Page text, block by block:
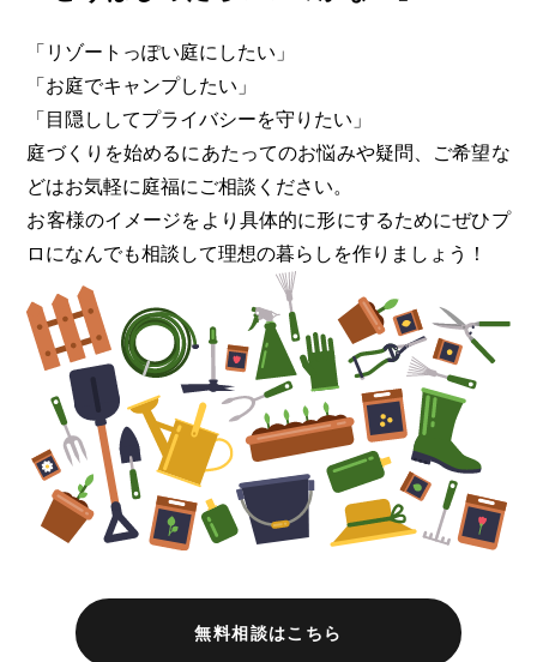
「リゾートっぽい庭にしたい」
「お庭でキャンプしたい」
「目隠ししてプライバシーを守りたい」
庭づくりを始めるにあたってのお悩みや疑問、ご希望な
どはお気軽に庭福にご相談ください。
お客様のイメージをより具体的に形にするためにぜひプ
ロになんでも相談して理想の暮らしを作りましょう！
無料相談はこちら